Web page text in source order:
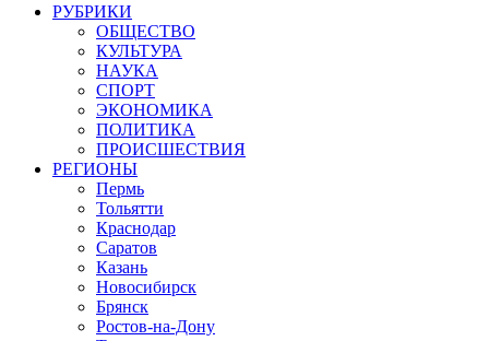
РУБРИКИ
ОБЩЕСТВО
КУЛЬТУРА
НАУКА
СПОРТ
ЭКОНОМИКА
ПОЛИТИКА
ПРОИСШЕСТВИЯ
РЕГИОНЫ
Пермь
Тольятти
Краснодар
Саратов
Казань
Новосибирск
Брянск
Ростов-на-Дону